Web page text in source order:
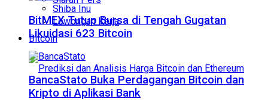
Lowongan Kerja
Shiba Inu
Bitcoin
BitMEX Tutup Bursa di Tengah Gugatan
Likuidasi 623 Bitcoin
BancaStato Buka Perdagangan Bitcoin dan
Kripto di Aplikasi Bank